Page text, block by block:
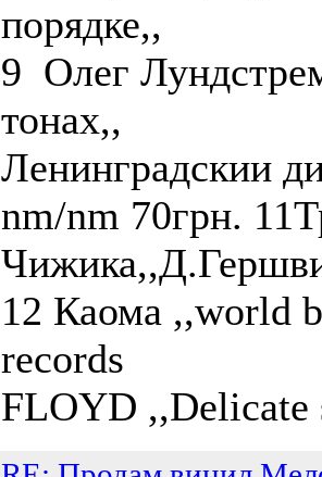
порядке,,
9 Олег
тонах,, nm/
nm/nm 70грн.
12 Каома ,,world
records mn/
FLOYD ,,Delicate